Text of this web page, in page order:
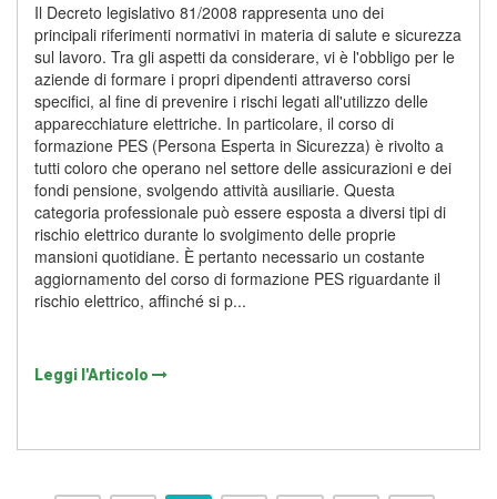
Il Decreto legislativo 81/2008 rappresenta uno dei
principali riferimenti normativi in materia di salute e sicurezza
sul lavoro. Tra gli aspetti da considerare, vi è l'obbligo per le
aziende di formare i propri dipendenti attraverso corsi
specifici, al fine di prevenire i rischi legati all'utilizzo delle
apparecchiature elettriche. In particolare, il corso di
formazione PES (Persona Esperta in Sicurezza) è rivolto a
tutti coloro che operano nel settore delle assicurazioni e dei
fondi pensione, svolgendo attività ausiliarie. Questa
categoria professionale può essere esposta a diversi tipi di
rischio elettrico durante lo svolgimento delle proprie
mansioni quotidiane. È pertanto necessario un costante
aggiornamento del corso di formazione PES riguardante il
rischio elettrico, affinché si p...
Leggi l'Articolo